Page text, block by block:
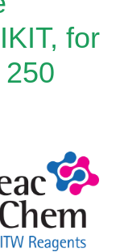
for